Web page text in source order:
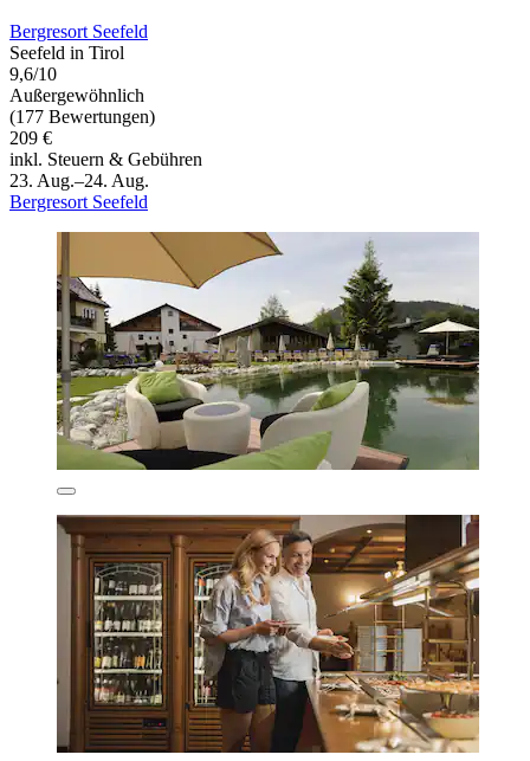
Bergresort Seefeld
Seefeld in Tirol
9,6/10
Außergewöhnlich
(177 Bewertungen)
209 €
inkl. Steuern & Gebühren
23. Aug.–24. Aug.
Bergresort Seefeld